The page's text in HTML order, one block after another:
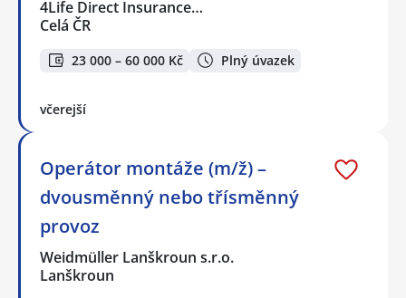
4Life Direct Insurance…
Celá ČR
23 000 – 60 000 Kč Plný úvazek
včerejší
Operátor montáže (m/ž) –
dvousměnný nebo třísměnný
provoz
Weidmüller Lanškroun s.r.o.
Lanškroun